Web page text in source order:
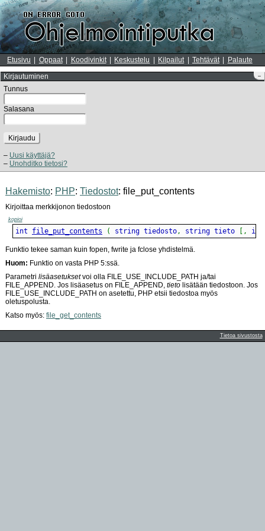
Etusivu Oppaat Koodivinkit Keskustelu Kilpailut Tehtävät Palaute
–
Kirjautuminen
Tunnus
Salasana
Kirjaudu
Uusi käyttäjä?
Unohditko tietosi?
Hakemisto: PHP: Tiedostot: file_put_contents
Kirjoittaa merkkijonon tiedostoon
kopioi
int file_put_contents ( string tiedosto, string tieto , int
Funktio tekee saman kuin fopen, fwrite ja fclose yhdistelmä.
Huom: Funktio on vasta PHP 5:ssä.
Parametri lisäasetuksetvoi olla FILE_USE_INCLUDE_PATH ja/tai
FILE_APPEND. Jos lisäasetus on FILE_APPEND, tieto lisätään tiedostoon. Jos
FILE_USE_INCLUDE_PATH on asetettu, PHP etsii tiedostoa myös
oletuspolusta.
Katso myös: file_get_contents
Tietoa sivustosta